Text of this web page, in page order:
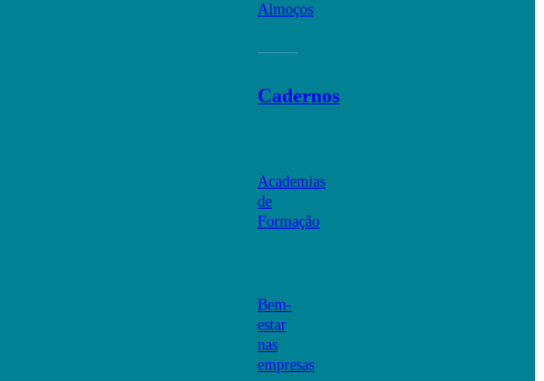
Almoços
Cadernos
Academias
de
Formação
Bem-
estar
nas
empresas